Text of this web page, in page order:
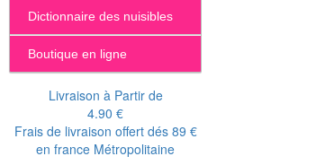
Dictionnaire des nuisibles
Boutique en ligne
Livraison à Partir de
4.90 €
Frais de livraison offert dés 89 €
en france Métropolitaine